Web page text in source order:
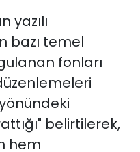
yazılı
bazı temel
fonları
belirtilerek,
hem